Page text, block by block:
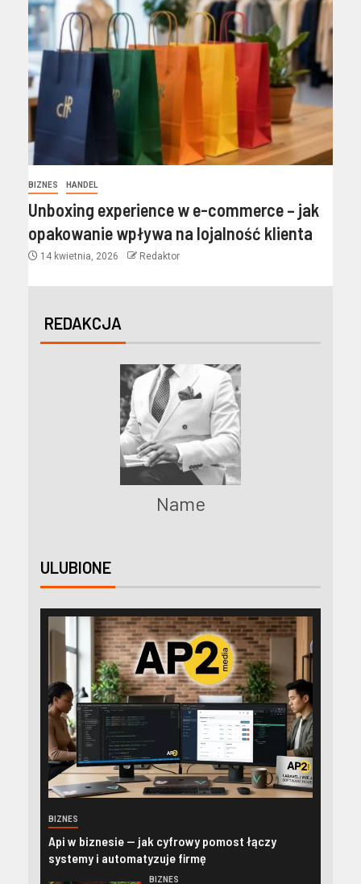
BIZNES HANDEL
Unboxing experience w e-commerce – jak
opakowanie wpływa na lojalność klienta
14 kwietnia, 2026 Redaktor
REDAKCJA
Name
ULUBIONE
BIZNES
Api w biznesie — jak cyfrowy pomost łączy
systemy i automatyzuje firmę
BIZNES